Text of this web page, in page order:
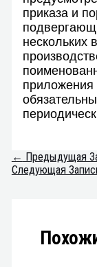
приказа и
нескольких
приложения
← Предыдущая
Следующая